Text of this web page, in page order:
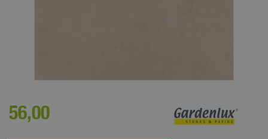
Minimale bestelhoeveelheid is 1 stuk = 1 m². Getoonde prijs is per m².
56,00